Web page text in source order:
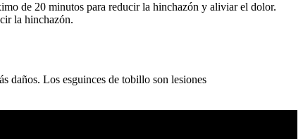
de 20 minutos para reducir la hinchazón y aliviar el dolor.
la hinchazón.
daños. Los esguinces de tobillo son lesiones